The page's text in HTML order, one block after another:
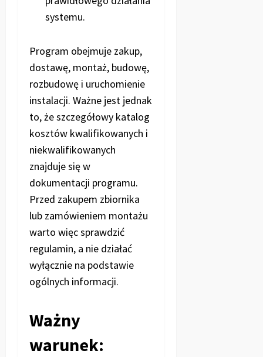
systemu.
Program obejmuje zakup,
dostawę, montaż, budowę,
rozbudowę i uruchomienie
instalacji. Ważne jest jednak
to, że szczegółowy katalog
kosztów kwalifikowanych i
niekwalifikowanych
znajduje się w
dokumentacji programu.
Przed zakupem zbiornika
lub zamówieniem montażu
warto więc sprawdzić
regulamin, a nie działać
wyłącznie na podstawie
ogólnych informacji.
Ważny
warunek: